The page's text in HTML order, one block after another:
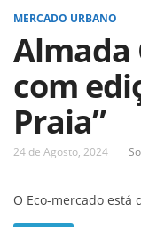
MERCADO URBANO
Almada
com
Praia”
24 de Agosto, 2024
O Eco-mercado está